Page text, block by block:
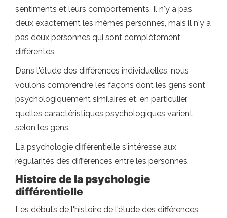
sentiments et leurs comportements. Il n'y a pas
deux exactement les mêmes personnes, mais il n'y a
pas deux personnes qui sont complètement
différentes.
Dans l'étude des différences individuelles, nous
voulons comprendre les façons dont les gens sont
psychologiquement similaires et, en particulier,
quelles caractéristiques psychologiques varient
selon les gens.
La psychologie différentielle s'intéresse aux
régularités des différences entre les personnes.
Histoire de la psychologie
différentielle
Les débuts de l'histoire de l'étude des différences